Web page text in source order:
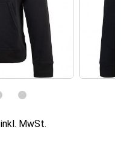
inkl. MwSt.